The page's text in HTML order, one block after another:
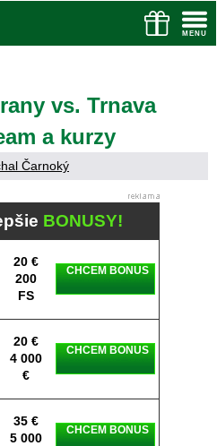
vs. Trnava
a kurzy
Čarnoký
BONUSY!
20 €
200
FS
CHCEM BONUS
20 €
4 000
€
CHCEM BONUS
35 €
5 000
CHCEM BONUS